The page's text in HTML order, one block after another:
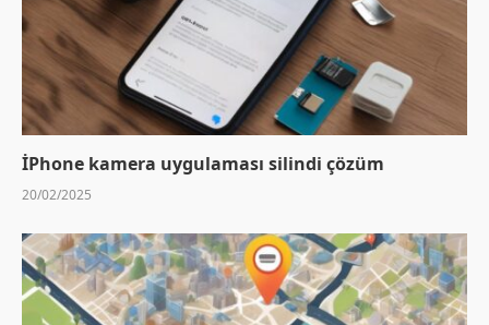
İPhone kamera uygulaması silindi çözüm
20/02/2025